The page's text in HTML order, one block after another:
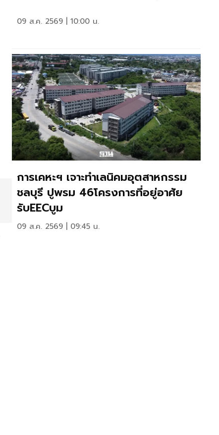
09 ส.ค. 2569 | 10:00 น.
การเคหะฯ เจาะทำเลนิคมอุตสาหกรรม
ชลบุรี ปูพรม 46โครงการที่อยู่อาศัย
รับEECบูม
09 ส.ค. 2569 | 09:45 น.